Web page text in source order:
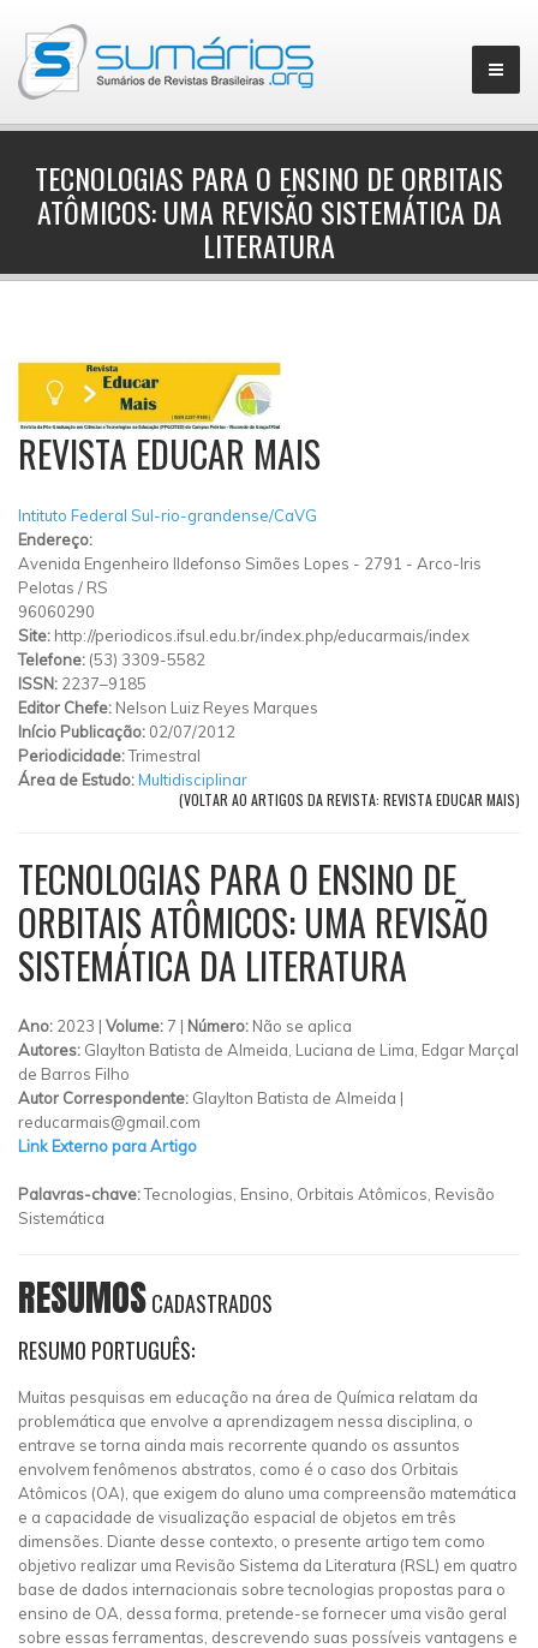
▼
TECNOLOGIAS PARA O ENSINO DE ORBITAIS
ATÔMICOS: UMA REVISÃO SISTEMÁTICA DA
LITERATURA
REVISTA EDUCAR MAIS
Intituto Federal Sul-rio-grandense/CaVG
Endereço:
Avenida Engenheiro Ildefonso Simões Lopes - 2791 - Arco-Iris
Pelotas / RS
96060290
Site: http://periodicos.ifsul.edu.br/index.php/educarmais/index
Telefone: (53) 3309-5582
ISSN: 2237–9185
Editor Chefe: Nelson Luiz Reyes Marques
Início Publicação: 02/07/2012
Periodicidade:Trimestral
Área de Estudo:Multidisciplinar
(VOLTAR AO ARTIGOS DA REVISTA: REVISTA EDUCAR MAIS)
TECNOLOGIAS PARA O ENSINO DE
ORBITAIS ATÔMICOS: UMA REVISÃO
SISTEMÁTICA DA LITERATURA
Ano: 2023 | Volume: 7 | Número: Não se aplica
Autores: Glaylton Batista de Almeida, Luciana de Lima, Edgar Marçal
de Barros Filho
Autor Correspondente: Glaylton Batista de Almeida |
reducarmais@gmail.com
Link Externo para Artigo
Palavras-chave:Tecnologias, Ensino, Orbitais Atômicos, Revisão
Sistemática
RESUMOSCADASTRADOS
RESUMO PORTUGUÊS:
Muitas pesquisas em educação na área de Química relatam da
problemática que envolve a aprendizagem nessa disciplina, o
entrave se torna ainda mais recorrente quando os assuntos
envolvem fenômenos abstratos, como é o caso dos Orbitais
Atômicos (OA), que exigem do aluno uma compreensão matemática
e a capacidade de visualização espacial de objetos em três
dimensões. Diante desse contexto, o presente artigo tem como
objetivo realizar uma Revisão Sistema da Literatura (RSL) em quatro
base de dados internacionais sobre tecnologias propostas para o
ensino de OA, dessa forma, pretende-se fornecer uma visão geral
sobre essas ferramentas, descrevendo suas possíveis vantagens e